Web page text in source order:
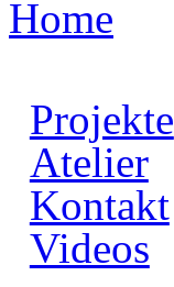
Projekte
Atelier
Kontakt
Videos